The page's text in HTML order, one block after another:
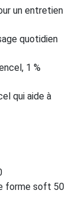
un entretien
quotidien
1 %
qui aide à
forme soft 50